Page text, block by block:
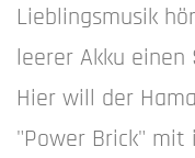
Lieblingsmusik
leerer Akku einen
Hier will der
"Power Brick"